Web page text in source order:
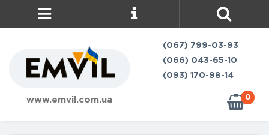
www.emvil.com.ua
(067) 799-03-93
(066) 043-65-10
(093) 170-98-14
0